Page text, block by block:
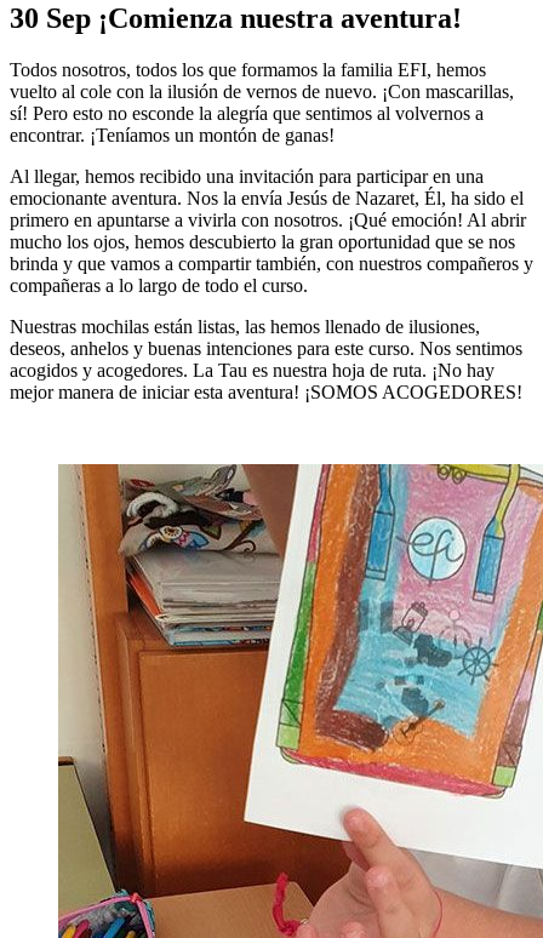
30 Sep ¡Comienza nuestra aventura!
Todos nosotros, todos los que formamos la familia EFI, hemos
vuelto al cole con la ilusión de vernos de nuevo. ¡Con mascarillas,
sí! Pero esto no esconde la alegría que sentimos al volvernos a
encontrar. ¡Teníamos un montón de ganas!
Al llegar, hemos recibido una invitación para participar en una
emocionante aventura. Nos la envía Jesús de Nazaret, Él, ha sido el
primero en apuntarse a vivirla con nosotros. ¡Qué emoción! Al abrir
mucho los ojos, hemos descubierto la gran oportunidad que se nos
brinda y que vamos a compartir también, con nuestros compañeros y
compañeras a lo largo de todo el curso.
Nuestras mochilas están listas, las hemos llenado de ilusiones,
deseos, anhelos y buenas intenciones para este curso. Nos sentimos
acogidos y acogedores. La Tau es nuestra hoja de ruta. ¡No hay
mejor manera de iniciar esta aventura! ¡SOMOS ACOGEDORES!